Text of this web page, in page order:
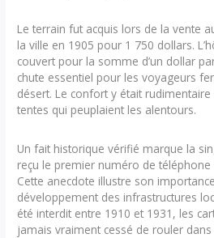
Le terrain fut acquis lors de la vente
la ville en 1905 pour 1 750 dollars.
couvert pour la somme d’un dollar
chute essentiel pour les voyageurs
désert. Le confort y était
tentes qui peuplaient les alentours.
Un fait historique vérifié marque la
reçu le premier numéro de téléphone
Cette anecdote illustre son
développement des infrastructures
été interdit entre 1910 et 1931, les
jamais vraiment cessé de rouler